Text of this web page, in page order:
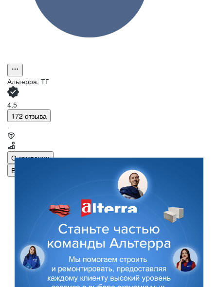
Альтерра, ТГ
4,5
172 отзыва
·
О компании
Вакансии
«Альтерра» — это динамично развивающийся
региональный ритейлер строительных
и отделочных материалов.
Мы объединяем проверенное качество, выгодные
цены и экспертный подход, чтобы каждый проект
наших клиентов стал воплощением их планов.